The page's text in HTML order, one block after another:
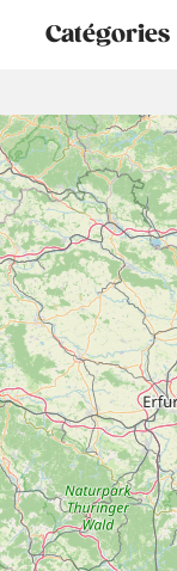
Catégories